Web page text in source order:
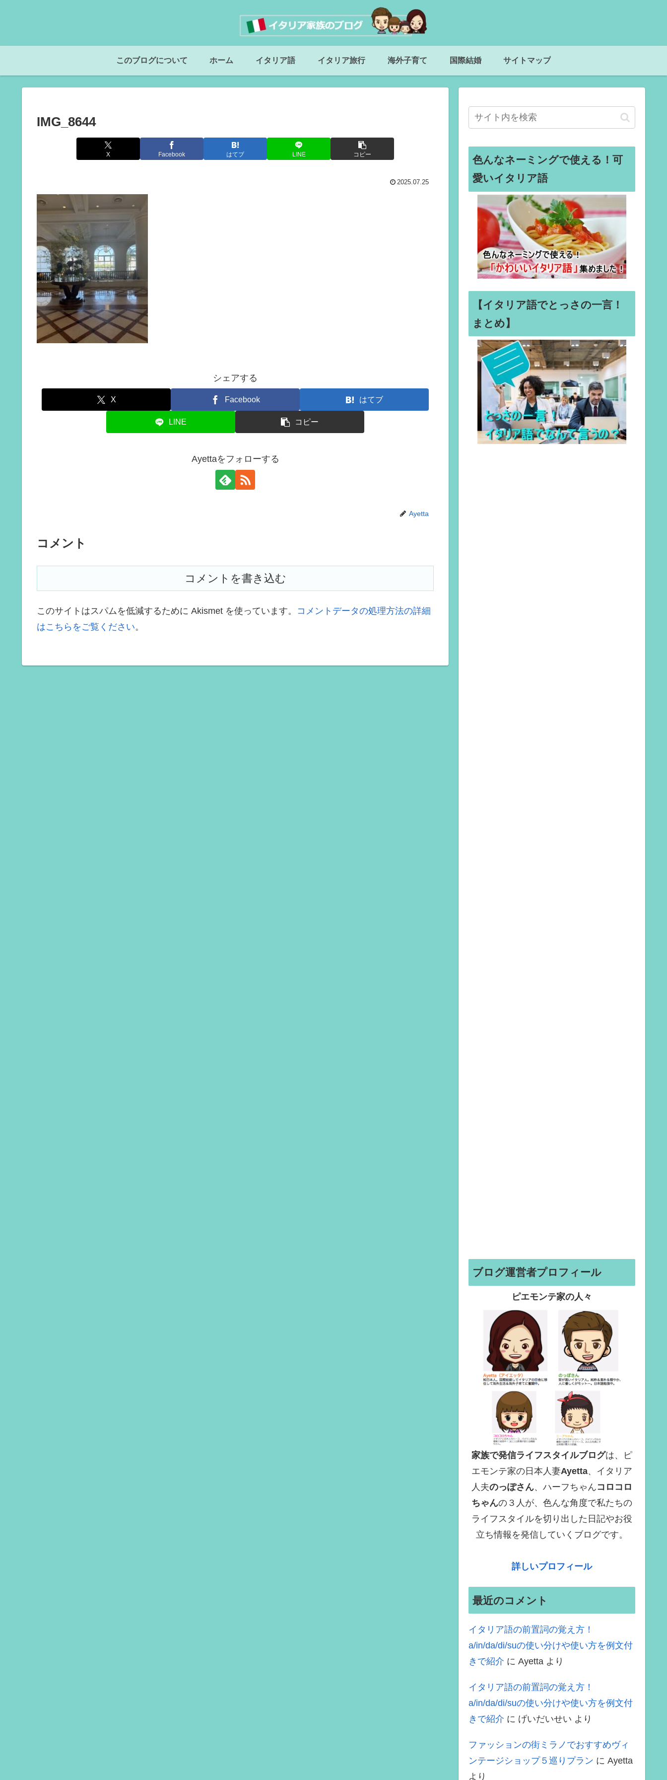
このブログについて ホーム イタリア語 イタリア旅行 海外子育て 国際結婚 サイトマップ
IMG_8644
X Facebook はてブ LINE コピー
2025.07.25
シェアする
X Facebook はてブ
LINE コピー
Ayettaをフォローする
Ayetta
コメント
コメントを書き込む
このサイトはスパムを低減するために Akismet を使っています。 コメントデータの処理方法の詳細
はこちらをご覧ください。
色んなネーミングで使える！可
愛いイタリア語
【イタリア語でとっさの一言！
まとめ】
ブログ運営者プロフィール
ピエモンテ家の人々
家族で発信ライフスタイルブログは、ピ
エモンテ家の日本人妻Ayetta、イタリア
人夫のっぽさん、ハーフちゃんコロコロ
ちゃんの３人が、色んな角度で私たちの
ライフスタイルを切り出した日記やお役
立ち情報を発信していくブログです。
詳しいプロフィール
最近のコメント
イタリア語の前置詞の覚え方！
a/in/da/di/suの使い分けや使い方を例文付
きで紹介 に Ayetta より
イタリア語の前置詞の覚え方！
a/in/da/di/suの使い分けや使い方を例文付
きで紹介 に げいだいせい より
ファッションの街ミラノでおすすめヴィ
ンテージショップ５巡りプラン に Ayetta
より